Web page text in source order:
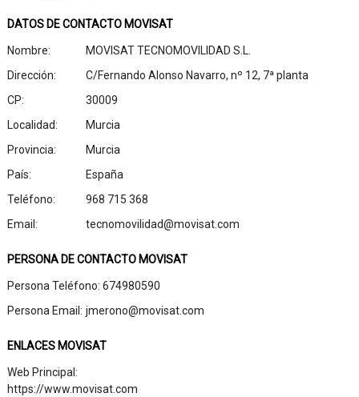
DATOS DE CONTACTO MOVISAT
Nombre:
MOVISAT TECNOMOVILIDAD S.L.
Dirección:
C/Fernando Alonso Navarro, nº 12, 7ª planta
CP:
30009
Localidad:
Murcia
Provincia:
Murcia
País:
España
Teléfono:
968 715 368
Email:
tecnomovilidad@movisat.com
PERSONA DE CONTACTO MOVISAT
Persona Teléfono: 674980590
Persona Email: jmerono@movisat.com
ENLACES MOVISAT
Web Principal:
https://www.movisat.com